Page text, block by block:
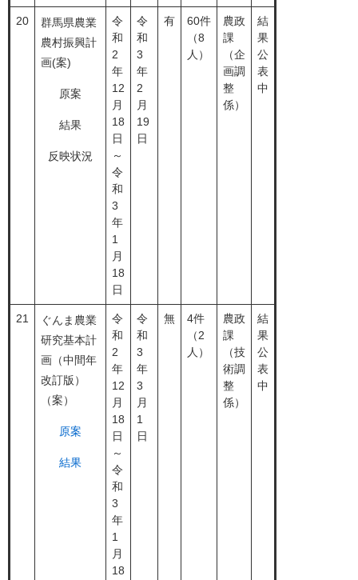
20
群馬県農業
農村振興計
画(案)
原案
結果
反映状況
令
和
2
年
12
月
18
日
～
令
和
3
年
1
月
18
日
令
和
3
年
2
月
19
日
有
60件
（8
人）
農政
課
（企
画調
整
係）
結
果
公
表
中
21
ぐんま農業
研究基本計
画（中間年
改訂版）
（案）
原案
結果
令
和
2
年
12
月
18
日
～
令
和
3
年
1
月
18
令
和
3
年
3
月
1
日
無
4件
（2
人）
農政
課
（技
術調
整
係）
結
果
公
表
中